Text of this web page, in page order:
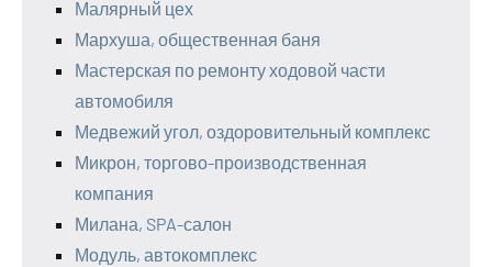
Малярный цех
Мархуша, общественная баня
Мастерская по ремонту ходовой части
автомобиля
Медвежий угол, оздоровительный комплекс
Микрон, торгово-производственная
компания
Милана, SPA-салон
Модуль, автокомплекс